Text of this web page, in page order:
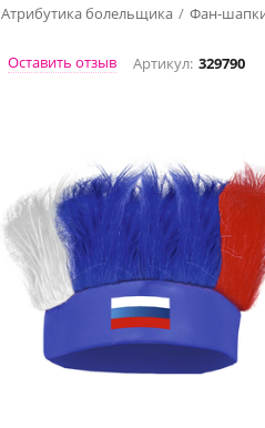
Атрибутика болельщика / Фан-
Оставить отзыв Артикул: 329790